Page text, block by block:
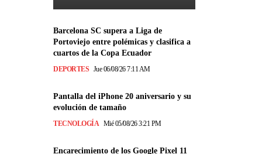
Barcelona SC supera a Liga de
Portoviejo entre polémicas y clasifica a
cuartos de la Copa Ecuador
DEPORTES Jue 06/08/26 7:11 AM
Pantalla del iPhone 20 aniversario y su
evolución de tamaño
TECNOLOGÍA Mié 05/08/26 3:21 PM
Encarecimiento de los Google Pixel 11